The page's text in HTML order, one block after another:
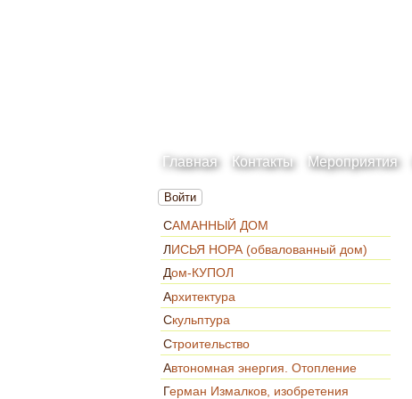
Главная Контакты Мероприятия
Войти
САМАННЫЙ ДОМ
ЛИСЬЯ НОРА (обвалованный дом)
Дом-КУПОЛ
Архитектура
Скульптура
Строительство
Автономная энергия. Отопление
Герман Измалков, изобретения